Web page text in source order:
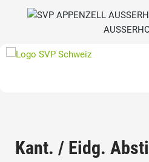
Kant. / Eidg.